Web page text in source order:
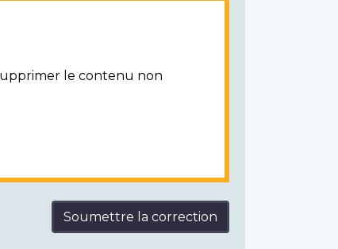
le contenu non
Soumettre la correction